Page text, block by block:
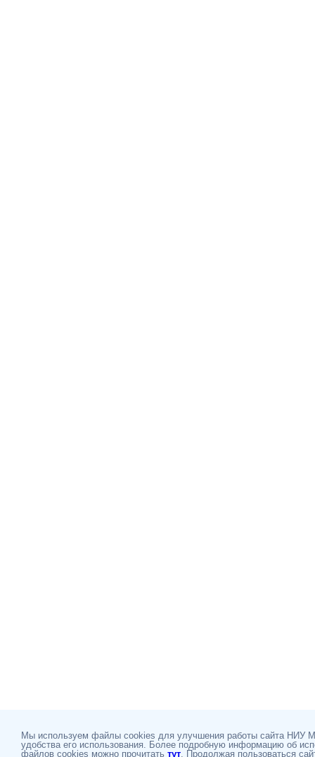
Мы используем файлы cookies для улучшения работы сайта НИУ
удобства его использования. Более подробную информацию об
файлов cookies можно прочитать тут. Продолжая пользоваться